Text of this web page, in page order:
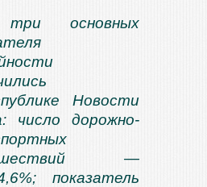
основных
Новости
число дорожно-
—
показатель